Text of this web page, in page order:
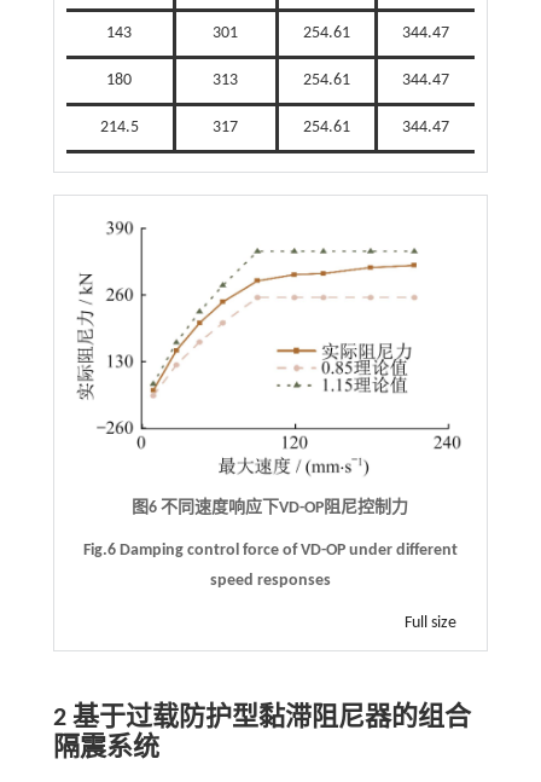
143 301 254.61 344.47
180 313 254.61 344.47
214.5 317 254.61 344.47
图6 不同速度响应下VD-OP阻尼控制力
Fig.6 Damping control force of VD-OP under different
speed responses
Full size
2 基于过载防护型黏滞阻尼器的组合
隔震系统